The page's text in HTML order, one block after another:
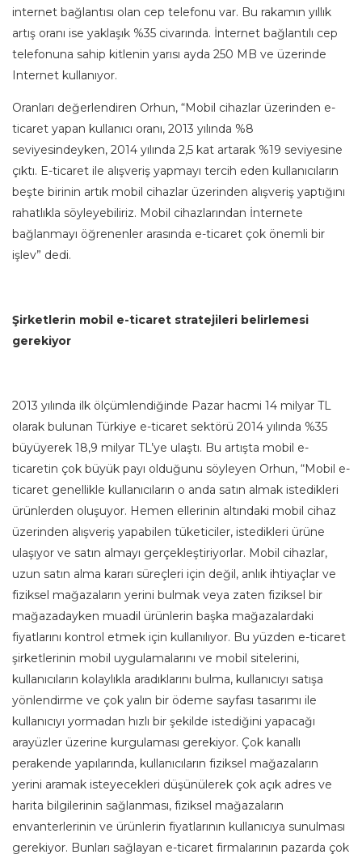
internet bağlantısı olan cep telefonu var. Bu rakamın yıllık
artış oranı ise yaklaşık %35 civarında. İnternet bağlantılı cep
telefonuna sahip kitlenin yarısı ayda 250 MB ve üzerinde
Internet kullanıyor.
Oranları değerlendiren Orhun, “Mobil cihazlar üzerinden e-
ticaret yapan kullanıcı oranı, 2013 yılında %8
seviyesindeyken, 2014 yılında 2,5 kat artarak %19 seviyesine
çıktı. E-ticaret ile alışveriş yapmayı tercih eden kullanıcıların
beşte birinin artık mobil cihazlar üzerinden alışveriş yaptığını
rahatlıkla söyleyebiliriz. Mobil cihazlarından İnternete
bağlanmayı öğrenenler arasında e-ticaret çok önemli bir
işlev” dedi.
Şirketlerin mobil e-ticaret stratejileri belirlemesi
gerekiyor
2013 yılında ilk ölçümlendiğinde Pazar hacmi 14 milyar TL
olarak bulunan Türkiye e-ticaret sektörü 2014 yılında %35
büyüyerek 18,9 milyar TL’ye ulaştı. Bu artışta mobil e-
ticaretin çok büyük payı olduğunu söyleyen Orhun, “Mobil e-
ticaret genellikle kullanıcıların o anda satın almak istedikleri
ürünlerden oluşuyor. Hemen ellerinin altındaki mobil cihaz
üzerinden alışveriş yapabilen tüketiciler, istedikleri ürüne
ulaşıyor ve satın almayı gerçekleştiriyorlar. Mobil cihazlar,
uzun satın alma kararı süreçleri için değil, anlık ihtiyaçlar ve
fiziksel mağazaların yerini bulmak veya zaten fiziksel bir
mağazadayken muadil ürünlerin başka mağazalardaki
fiyatlarını kontrol etmek için kullanılıyor. Bu yüzden e-ticaret
şirketlerinin mobil uygulamalarını ve mobil sitelerini,
kullanıcıların kolaylıkla aradıklarını bulma, kullanıcıyı satışa
yönlendirme ve çok yalın bir ödeme sayfası tasarımı ile
kullanıcıyı yormadan hızlı bir şekilde istediğini yapacağı
arayüzler üzerine kurgulaması gerekiyor. Çok kanallı
perakende yapılarında, kullanıcıların fiziksel mağazaların
yerini aramak isteyecekleri düşünülerek çok açık adres ve
harita bilgilerinin sağlanması, fiziksel mağazaların
envanterlerinin ve ürünlerin fiyatlarının kullanıcıya sunulması
gerekiyor. Bunları sağlayan e-ticaret firmalarının pazarda çok